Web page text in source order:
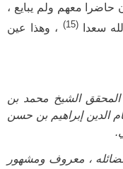
حاضرا معهم ولم يبايع ،
سعدا(15)
، وهذا عين
المحقق الشيخ محمد بن
الدين إبراهيم بن حسن
، معروف ومشهور